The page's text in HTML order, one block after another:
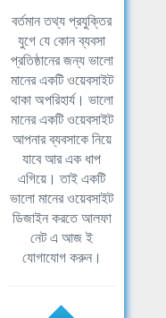
বর্তমান তথ্য প্রযুক্তির
যুগে যে কোন ব্যবসা
প্রতিষ্ঠানের জন্য ভালো
মানের একটি ওয়েবসাইট
থাকা অপরিহার্য। ভালো
মানের একটি ওয়েবসাইট
আপনার ব্যবসাকে নিয়ে
যাবে আর এক ধাপ
এগিয়ে। তাই একটি
ভালো মানের ওয়েবসাইট
ডিজাইন করতে আলফা
নেট এ আজ ই
যোগাযোগ করুন।